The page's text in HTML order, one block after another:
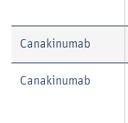
Canakinumab
Canakinumab